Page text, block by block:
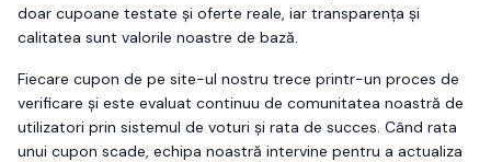
doar cupoane testate și oferte reale, iar transparența și
calitatea sunt valorile noastre de bază.
Fiecare cupon de pe site-ul nostru trece printr-un proces de
verificare și este evaluat continuu de comunitatea noastră de
utilizatori prin sistemul de voturi și rata de succes. Când rata
unui cupon scade, echipa noastră intervine pentru a actualiza